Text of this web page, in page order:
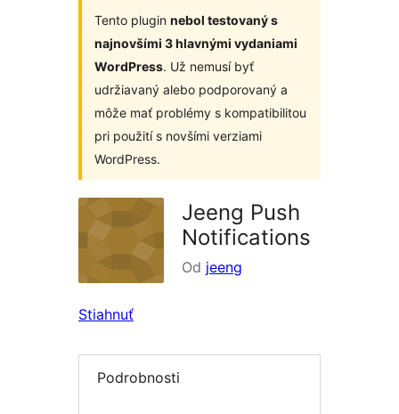
Tento plugin nebol testovaný s
najnovšími 3 hlavnými vydaniami
WordPress. Už nemusí byť
udržiavaný alebo podporovaný a
môže mať problémy s kompatibilitou
pri použití s novšími verziami
WordPress.
Jeeng Push
Notifications
Od jeeng
Stiahnuť
Podrobnosti